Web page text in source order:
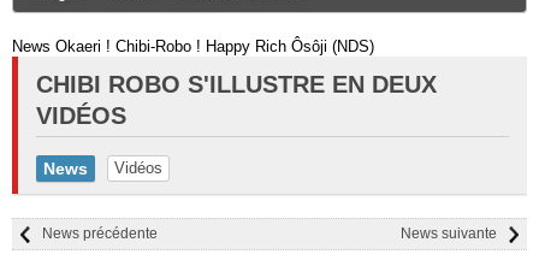
News Okaeri ! Chibi-Robo ! Happy Rich Ôsôji (NDS)
CHIBI ROBO S'ILLUSTRE EN DEUX
VIDÉOS
News Vidéos
News suivante
News précédente